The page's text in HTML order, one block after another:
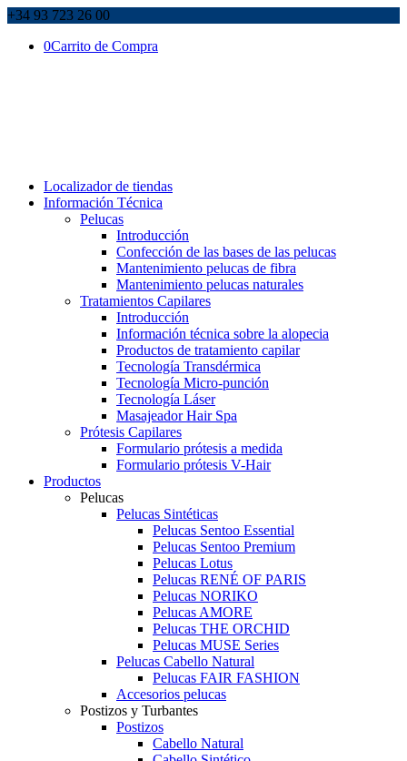
+34 93 723 26 00
0Carrito de Compra
Localizador de tiendas
Información Técnica
Pelucas
Introducción
Confección de las bases de las pelucas
Mantenimiento pelucas de fibra
Mantenimiento pelucas naturales
Tratamientos Capilares
Introducción
Información técnica sobre la alopecia
Productos de tratamiento capilar
Tecnología Transdérmica
Tecnología Micro-punción
Tecnología Láser
Masajeador Hair Spa
Prótesis Capilares
Formulario prótesis a medida
Formulario prótesis V-Hair
Productos
Pelucas
Pelucas Sintéticas
Pelucas Sentoo Essential
Pelucas Sentoo Premium
Pelucas Lotus
Pelucas RENÉ OF PARIS
Pelucas NORIKO
Pelucas AMORE
Pelucas THE ORCHID
Pelucas MUSE Series
Pelucas Cabello Natural
Pelucas FAIR FASHION
Accesorios pelucas
Postizos y Turbantes
Postizos
Cabello Natural